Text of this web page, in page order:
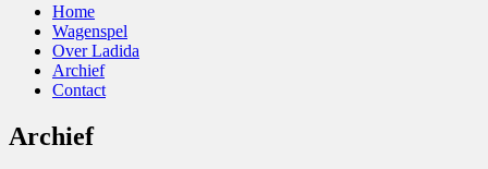
Home
Wagenspel
Over Ladida
Archief
Contact
Archief